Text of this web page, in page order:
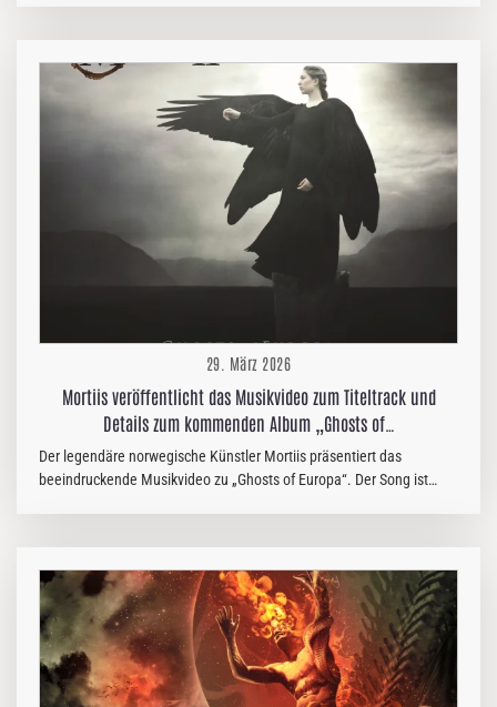
englische Musikerin Nicole Willerton. Amberian Dawn-Gründer,
Multiinstrumentalist und Hauptkomponist Tuomas Seppälä
kommentiert die einvernehmliche Trennung: „Wir möchten Capri von
Herzen für die unglaubliche gemeinsame Zeit danken. Über zehn
Jahre hinweg haben wir fünf Alben aufgenommen, sind um die Welt
getourt und haben so viel zusammen…
29. März 2026
Mortiis veröffentlicht das Musikvideo zum Titeltrack und
Details zum kommenden Album „Ghosts of…
Der legendäre norwegische Künstler Mortiis präsentiert das
beeindruckende Musikvideo zu „Ghosts of Europa“. Der Song ist
Games, Todesbonden) sowie zusätzlichen Synthesizern und
Sequenzern von Thorsten Quaeschning (Tangerine Dream)) und die
erste Singleauskopplung seines kommenden Albums. Mortiis
kommentiert „Ghosts of Europa“: „Dieser Song hat viele Formen
angenommen, bis er schließlich zu sich selbst gefunden hat“,
schreibt der Norweger. „Ich hätte nie…